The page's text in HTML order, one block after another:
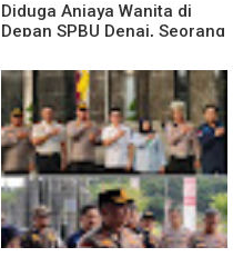
Diduga Aniaya Wanita di
Depan SPBU Denai, Seorang
Medan Area